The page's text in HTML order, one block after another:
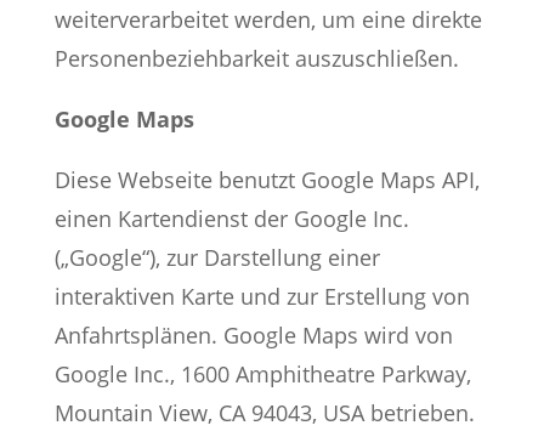
weiterverarbeitet werden, um eine direkte
Personenbeziehbarkeit auszuschließen.
Google Maps
Diese Webseite benutzt Google Maps API,
einen Kartendienst der Google Inc.
(„Google“), zur Darstellung einer
interaktiven Karte und zur Erstellung von
Anfahrtsplänen. Google Maps wird von
Google Inc., 1600 Amphitheatre Parkway,
Mountain View, CA 94043, USA betrieben.